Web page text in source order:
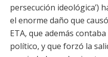
persecución ideológica’)
el enorme daño que
ETA, que además
político, y que forzó la